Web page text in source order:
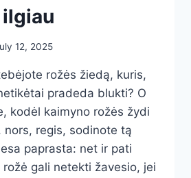
12, 2025
rožės žiedą, kuris,
pradeda blukti? O
kodėl kaimyno rožės žydi
nors, regis, sodinote tą
paprasta: net ir pati
gali netekti žavesio, jei